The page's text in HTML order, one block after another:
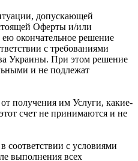
допускающей
Оферты и/или
окончательное решение
с требованиями
Украины. При этом решение
и не подлежат
получения им Услуги, какие-
счет не принимаются и не
соответствии с условиями
выполнения всех